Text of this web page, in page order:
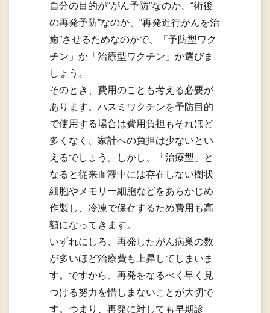
自分の目的が“がん予防”なのか、“術後
の再発予防”なのか、“再発進行がんを治
癒”させるためなのかで、「予防型ワク
チン」か「治療型ワクチン」か選びま
しょう。
そのとき、費用のことも考える必要が
あります。ハスミワクチンを予防目的
で使用する場合は費用負担もそれほど
多くなく、家計への負担は少ないとい
えるでしょう。しかし、「治療型」と
なると従来血液中には存在しない樹状
細胞やメモリー細胞などをあらかじめ
作製し、冷凍で保存するため費用も高
額になってきます。
いずれにしろ、再発したがん病巣の数
が多いほど治療費も上昇してしまいま
す。ですから、再発をなるべく早く見
つける努力を惜しまないことが大切で
す。つまり、再発に対しても早期診